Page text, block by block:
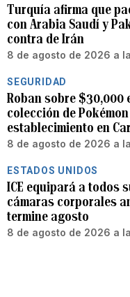
Turquía afirma que
con Arabia Saudí y
contra de Irán
8 de agosto de 2026 a
SEGURIDAD
Roban sobre $30,000
colección de
establecimiento en
8 de agosto de 2026 a
ESTADOS UNIDOS
ICE equipará a todos
cámaras corporales
termine agosto
8 de agosto de 2026 a